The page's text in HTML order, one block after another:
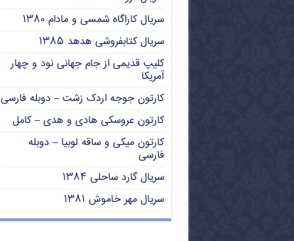
سریال کاراگاه شمسی و مادام ۱۳۸۰
سریال کتابفروشی هدهد ۱۳۸۵
کلیپ قدیمی از جام جهانی نود و چهار
آمریکا
کارتون جوجه اردک زشت – دوبله فارسی
کارتون عروسکی هادی و هدی – کامل
کارتون میکی و ساقه لوبیا – دوبله
فارسی
سریال گارد ساحلی ۱۳۸۴
سریال مهر خاموش ۱۳۸۱